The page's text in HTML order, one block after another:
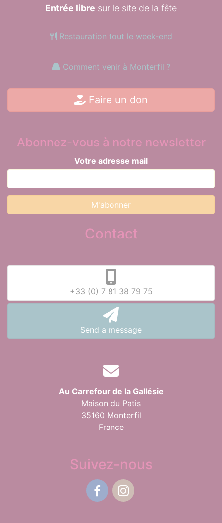
Entrée libre sur le site de la fête
Restauration tout le week-end
Comment venir à Monterfil ?
Faire un don
Abonnez-vous à notre newsletter
Votre adresse mail
Contact
+33 (0) 7 81 38 79 75
Send a message
Au Carrefour de la Gallésie
Maison du Patis
35160 Monterfil
France
Suivez-nous